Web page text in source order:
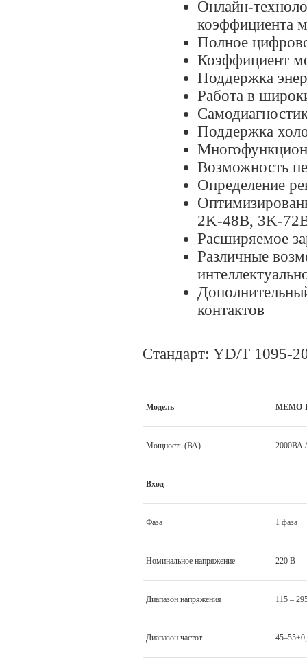
Онлайн-
коэффициента
Полное
Коэффициент
Поддержка
Работа в
Поддержка
Возможность
Определение
2K-48В, 3K-
Расширяемое
Различные
контактов
Стандарт: YD/T 1095-
Модель MEMO-
Мощность (ВА) 2000ВА
Вход
Фаза 1 фаза
Номинальное напряжение 220 В
Диапазон напряжения 115 –
Диапазон частот